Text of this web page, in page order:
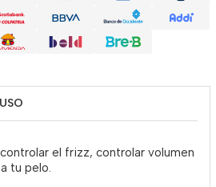
el frizz, controlar volumen
tu pelo.